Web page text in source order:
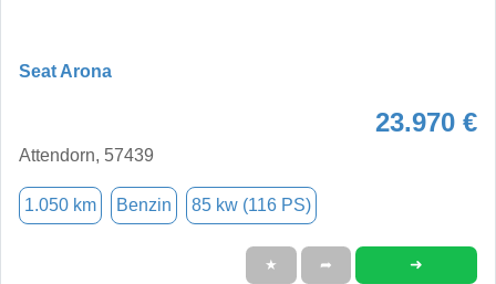
Seat Arona
23.970 €
Attendorn, 57439
1.050 km Benzin 85 kw (116 PS)
★ ➦ ➜